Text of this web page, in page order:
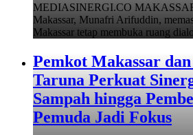
MEDIASINERGI.CO
Makassar, Munafri Arifuddin,
Makassar tetap membuka ruang
Pemkot Makassar
Taruna Perkuat
Sampah hingga
Pemuda Jadi Fokus